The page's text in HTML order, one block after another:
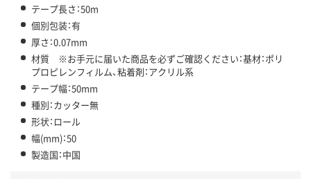
テープ長さ：50m
個別包装：有
厚さ：0.07mm
材質 ※お手元に届いた商品を必ずご確認ください：基材：ポリ
プロピレンフィルム、粘着剤：アクリル系
テープ幅：50mm
種別：カッター無
形状：ロール
幅(mm)：50
製造国：中国